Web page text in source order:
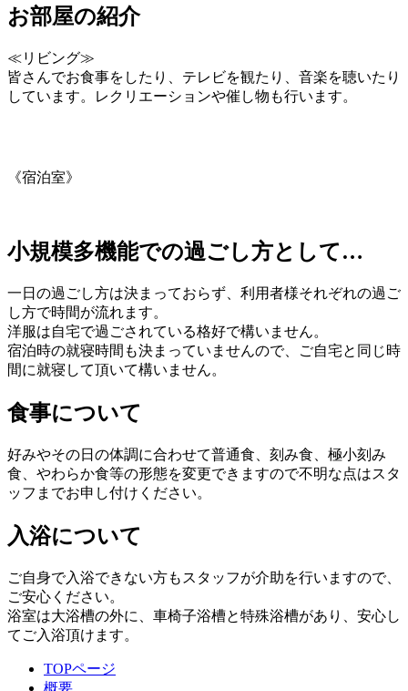
お部屋の紹介
≪リビング≫
皆さんでお食事をしたり、テレビを観たり、音楽を聴いたり
しています。レクリエーションや催し物も行います。
《宿泊室》
小規模多機能での過ごし方として…
一日の過ごし方は決まっておらず、利用者様それぞれの過ご
し方で時間が流れます。
洋服は自宅で過ごされている格好で構いません。
宿泊時の就寝時間も決まっていませんので、ご自宅と同じ時
間に就寝して頂いて構いません。
食事について
好みやその日の体調に合わせて普通食、刻み食、極小刻み
食、やわらか食等の形態を変更できますので不明な点はスタ
ッフまでお申し付けください。
入浴について
ご自身で入浴できない方もスタッフが介助を行いますので、
ご安心ください。
浴室は大浴槽の外に、車椅子浴槽と特殊浴槽があり、安心し
てご入浴頂けます。
TOPページ
概要